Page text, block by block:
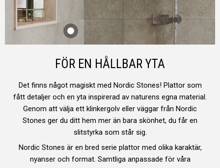
FÖR EN HÅLLBAR YTA
Det finns något magiskt med Nordic Stones! Plattor som
fått detaljer och en yta inspirerad av naturens egna material.
Genom att välja ett klinkergolv eller väggar från Nordic
Stones ger du ditt hem mer än bara skönhet, du får en
slitstyrka som står sig.
Nordic Stones är en bred serie plattor med olika karaktär,
nyanser och format. Samtliga anpassade för våra